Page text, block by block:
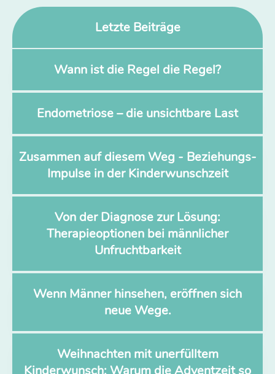
Letzte Beiträge
Wann ist die Regel die Regel?
Endometriose – die unsichtbare Last
Zusammen auf diesem Weg - Beziehungs-
Impulse in der Kinderwunschzeit
Von der Diagnose zur Lösung:
Therapieoptionen bei männlicher
Unfruchtbarkeit
Wenn Männer hinsehen, eröffnen sich
neue Wege.
Weihnachten mit unerfülltem